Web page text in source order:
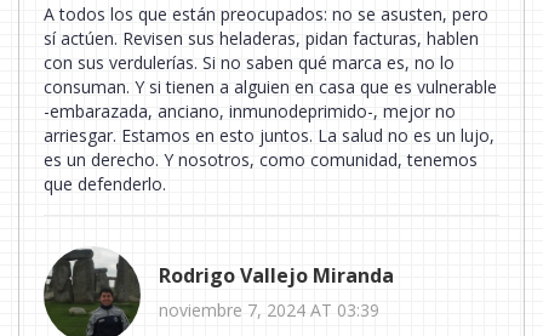
A todos los que están preocupados: no se asusten, pero
sí actúen. Revisen sus heladeras, pidan facturas, hablen
con sus verdulerías. Si no saben qué marca es, no lo
consuman. Y si tienen a alguien en casa que es vulnerable
-embarazada, anciano, inmunodeprimido-, mejor no
arriesgar. Estamos en esto juntos. La salud no es un lujo,
es un derecho. Y nosotros, como comunidad, tenemos
que defenderlo.
Rodrigo Vallejo Miranda
noviembre 7, 2024 AT 03:39